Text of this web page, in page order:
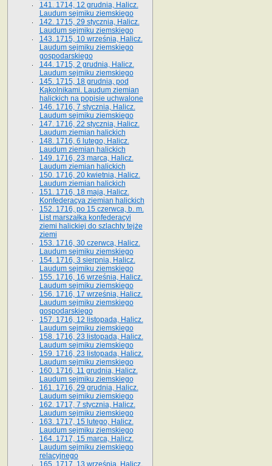
141. 1714, 12 grudnia, Halicz.
Laudum sejmiku ziemskiego
142. 1715, 29 stycznia, Halicz.
Laudum sejmiku ziemskiego
143. 1715, 10 września, Halicz.
Laudum sejmiku ziemskiego
gospodarskiego
144. 1715, 2 grudnia, Halicz.
Laudum sejmiku ziemskiego
145. 1715, 18 grudnia, pod
Kąkolnikami. Laudum ziemian
halickich na popisie uchwalone
146. 1716, 7 stycznia, Halicz.
Laudum sejmiku ziemskiego
147. 1716, 22 stycznia, Halicz.
Laudum ziemian halickich
148. 1716, 6 lutego, Halicz.
Laudum ziemian halickich
149. 1716, 23 marca, Halicz.
Laudum ziemian halickich
150. 1716, 20 kwietnia, Halicz.
Laudum ziemian halickich
151. 1716, 18 maja, Halicz.
Konfederacya ziemian halickich
152. 1716, po 15 czerwca, b. m.
List marszałka konfederacyi
ziemi halickiej do szlachty tejże
ziemi
153. 1716, 30 czerwca, Halicz.
Laudum sejmiku ziemskiego
154. 1716, 3 sierpnia, Halicz.
Laudum sejmiku ziemskiego
155. 1716, 16 września, Halicz.
Laudum sejmiku ziemskiego
156. 1716, 17 września, Halicz.
Laudum sejmiku ziemskiego
gospodarskiego
157. 1716, 12 listopada, Halicz.
Laudum sejmiku ziemskiego
158. 1716, 23 listopada, Halicz.
Laudum sejmiku ziemskiego
159. 1716, 23 listopada, Halicz.
Laudum sejmiku ziemskiego
160. 1716, 11 grudnia, Halicz.
Laudum sejmiku ziemskiego
161. 1716, 29 grudnia, Halicz.
Laudum sejmiku ziemskiego
162. 1717, 7 stycznia, Halicz.
Laudum sejmiku ziemskiego
163. 1717, 15 lutego, Halicz.
Laudum sejmiku ziemskiego
164. 1717, 15 marca, Halicz.
Laudum sejmiku ziemskiego
relacyjnego
165. 1717, 13 września, Halicz.